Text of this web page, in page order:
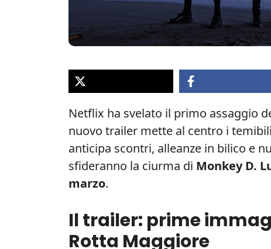
Netflix ha svelato il primo assaggio
nuovo trailer mette al centro i
anticipa scontri, alleanze in bilico e
sfideranno la ciurma di Monkey D.
marzo.
Il trailer: prime
Rotta Maggiore